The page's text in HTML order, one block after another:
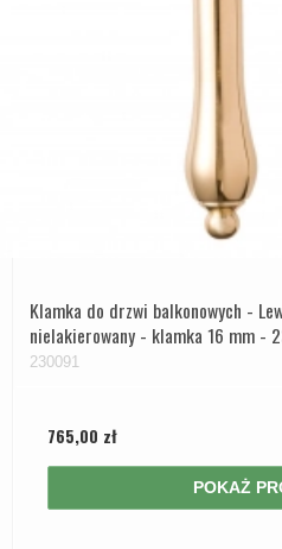
Klamka do drzwi balkonowych -
nielakierowany - klamka 16 mm -
230091
765,00 zł
POKAŻ